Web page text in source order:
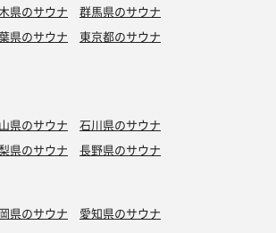
県のサウナ
群馬県のサウナ
県のサウナ
東京都のサウナ
県のサウナ
石川県のサウナ
県のサウナ 長野県のサウナ
県のサウナ
愛知県のサウナ